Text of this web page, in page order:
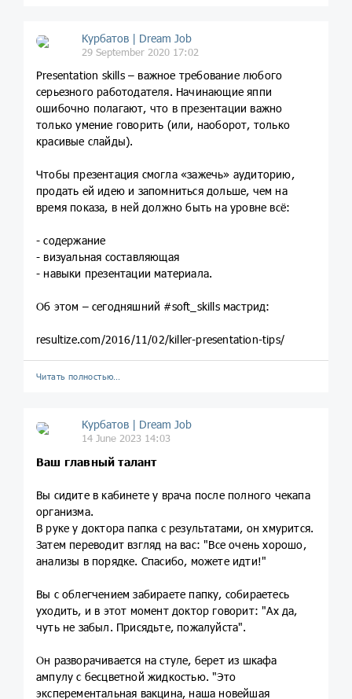
Курбатов | Dream Job
29 September 2020 17:02
Presentation skills – важное требование любого
серьезного работодателя. Начинающие яппи
ошибочно полагают, что в презентации важно
только умение говорить (или, наоборот, только
красивые слайды).
Чтобы презентация смогла «зажечь» аудиторию,
продать ей идею и запомниться дольше, чем на
время показа, в ней должно быть на уровне всё:
- содержание
- визуальная составляющая
- навыки презентации материала.
Об этом – сегодняшний #soft_skills мастрид:
resultize.com/2016/11/02/killer-presentation-tips/
Читать полностью…
Курбатов | Dream Job
14 June 2023 14:03
Ваш главный талант
Вы сидите в кабинете у врача после полного чекапа
организма.
В руке у доктора папка с результатами, он хмурится.
Затем переводит взгляд на вас: "Все очень хорошо,
анализы в порядке. Спасибо, можете идти!"
Вы с облегчением забираете папку, собираетесь
уходить, и в этот момент доктор говорит: "Ах да,
чуть не забыл. Присядьте, пожалуйста".
Он разворачивается на стуле, берет из шкафа
ампулу с бесцветной жидкостью. "Это
эксперементальная вакцина, наша новейшая